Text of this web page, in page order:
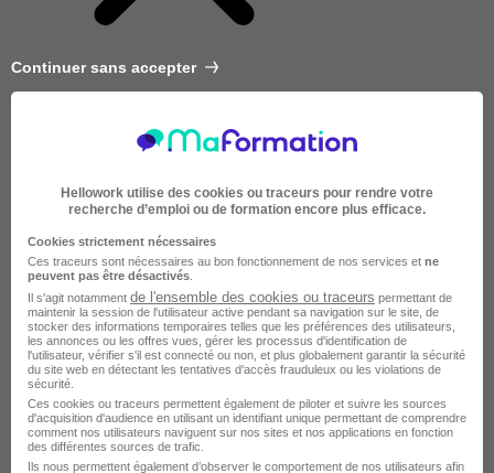
Très courte
Continuer sans accepter
Hellowork utilise des cookies ou traceurs pour rendre votre
recherche d’emploi ou de formation encore plus efficace.
Cookies strictement nécessaires
Ces traceurs sont nécessaires au bon fonctionnement de nos services et ne
peuvent pas être désactivés
Il s'agit notamment de l'ensemble des cookies ou traceurs permettant de
maintenir la session de l'utilisateur active pendant sa navigation sur le site, de
stocker des informations temporaires telles que les préférences des utilisateurs,
les annonces ou les offres vues, gérer les processus d'identification de
l'utilisateur, vérifier s'il est connecté ou non, et plus globalement garantir la sécurité
du site web en détectant les tentatives d'accès frauduleux ou les violations de
sécurité.
Ces cookies ou traceurs permettent également de piloter et suivre les sources
d'acquisition d'audience en utilisant un identifiant unique permettant de comprendre
comment nos utilisateurs naviguent sur nos sites et nos applications en fonction
des différentes sources de trafic.
Ils nous permettent également d’observer le comportement de nos utilisateurs afin